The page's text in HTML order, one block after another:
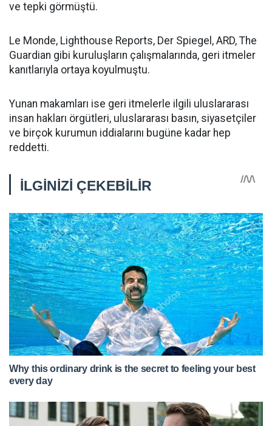
ve tepki görmüştü.
Le Monde, Lighthouse Reports, Der Spiegel, ARD, The
Guardian gibi kuruluşların çalışmalarında, geri itmeler
kanıtlarıyla ortaya koyulmuştu.
Yunan makamları ise geri itmelerle ilgili uluslararası
insan hakları örgütleri, uluslararası basın, siyasetçiler
ve birçok kurumun iddialarını bugüne kadar hep
reddetti.